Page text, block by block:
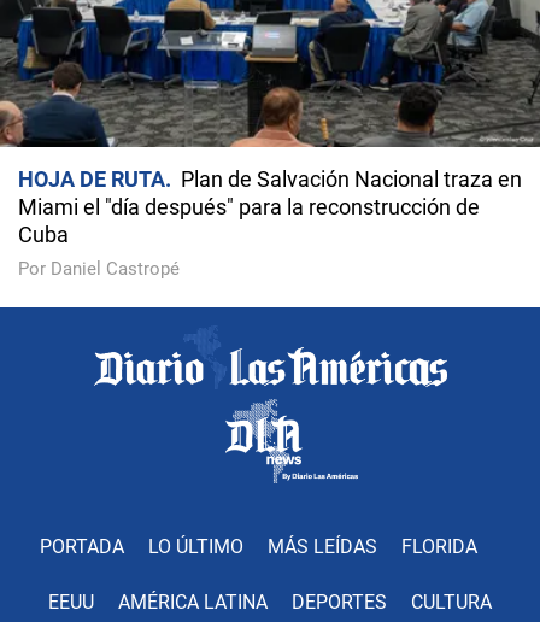
HOJA DE RUTA
Plan de Salvación Nacional traza en
Miami el "día después" para la reconstrucción de
Cuba
Por Daniel Castropé
PORTADA LO ÚLTIMO MÁS LEÍDAS FLORIDA
EEUU AMÉRICA LATINA DEPORTES CULTURA